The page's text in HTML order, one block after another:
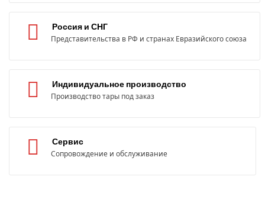
Россия и СНГ
Представительства в РФ и странах Евразийского союза
Индивидуальное производство
Производство тары под заказ
Сервис
Сопровождение и обслуживание